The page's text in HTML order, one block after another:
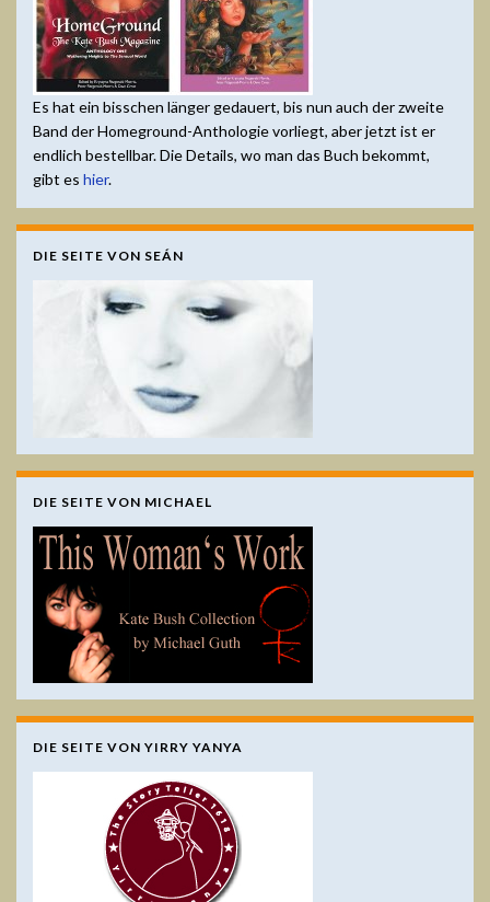
Es hat ein bisschen länger gedauert, bis nun auch der zweite
Band der Homeground-Anthologie vorliegt, aber jetzt ist er
endlich bestellbar. Die Details, wo man das Buch bekommt,
gibt es hier.
DIE SEITE VON SEÁN
DIE SEITE VON MICHAEL
DIE SEITE VON YIRRY YANYA